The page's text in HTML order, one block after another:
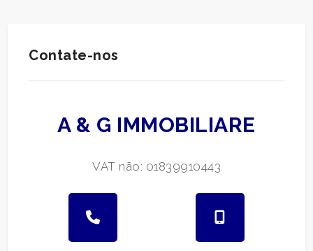
Contate-nos
A & G IMMOBILIARE
VAT não: 01839910443